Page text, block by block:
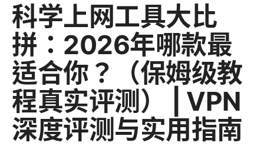
科学上网工具大比
拼：2026年哪款最
适合你？（保姆级教
程真实评测） | VPN
深度评测与实用指南